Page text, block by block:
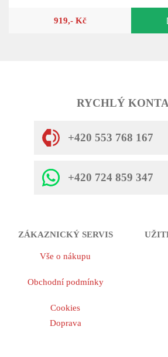
919,- Kč
RYCHLÝ
+420 553 768 167
+420 724 859 347
ZÁKAZNICKÝ SERVIS
Vše o nákupu
Obchodní podmínky
Cookies
Doprava